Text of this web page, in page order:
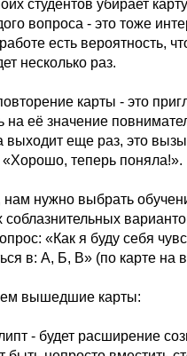
студентов убирает
вопроса - это тоже
есть вероятность,
несколько раз.
карты - это
на её значение
выходит еще раз, это
теперь поняла!».
нужно выбрать
соблазнительных
«Как я буду себя
в: А, Б, В» (по карте на
вышедшие карты:
- будет расширение